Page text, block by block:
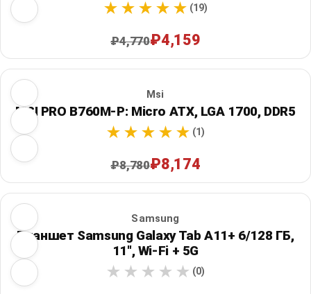
(19)
₽4,770₽4,159
Msi
MSI PRO B760M-P: Micro ATX, LGA 1700, DDR5
(1)
₽8,780₽8,174
Samsung
Планшет Samsung Galaxy Tab A11+ 6/128 ГБ,
11", Wi‑Fi + 5G
(0)